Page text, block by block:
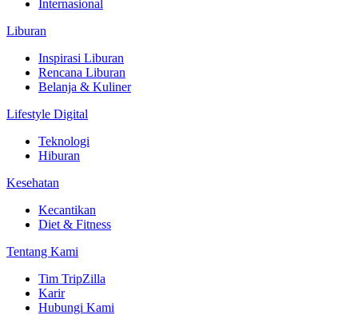
Internasional
Liburan
Inspirasi Liburan
Rencana Liburan
Belanja & Kuliner
Lifestyle Digital
Teknologi
Hiburan
Kesehatan
Kecantikan
Diet & Fitness
Tentang Kami
Tim TripZilla
Karir
Hubungi Kami